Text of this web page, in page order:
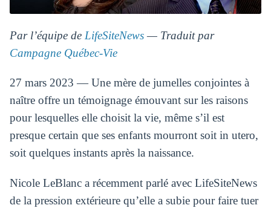
Par l’équipe de LifeSiteNews— Traduit par
Campagne Québec-Vie
27 mars 2023 — Une mère de jumelles conjointes à
naître offre un témoignage émouvant sur les raisons
pour lesquelles elle choisit la vie, même s’il est
presque certain que ses enfants mourront soit in utero,
soit quelques instants après la naissance.
Nicole LeBlanc a récemment parlé avec LifeSiteNews
de la pression extérieure qu’elle a subie pour faire tuer